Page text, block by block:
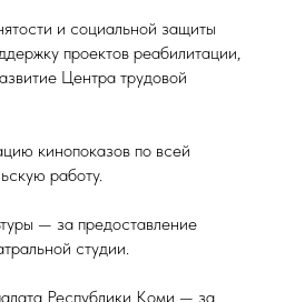
и социальной защиты
проектов реабилитации,
Центра трудовой
кинопоказов по всей
работу.
— за предоставление
студии.
Республики Коми — за